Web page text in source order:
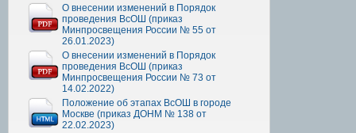
О внесении изменений в Порядок
проведения ВсОШ (приказ
Минпросвещения России № 55 от
26.01.2023)
О внесении изменений в Порядок
проведения ВсОШ (приказ
Минпросвещения России № 73 от
14.02.2022)
Положение об этапах ВсОШ в городе
Москве (приказ ДОНМ № 138 от
22.02.2023)